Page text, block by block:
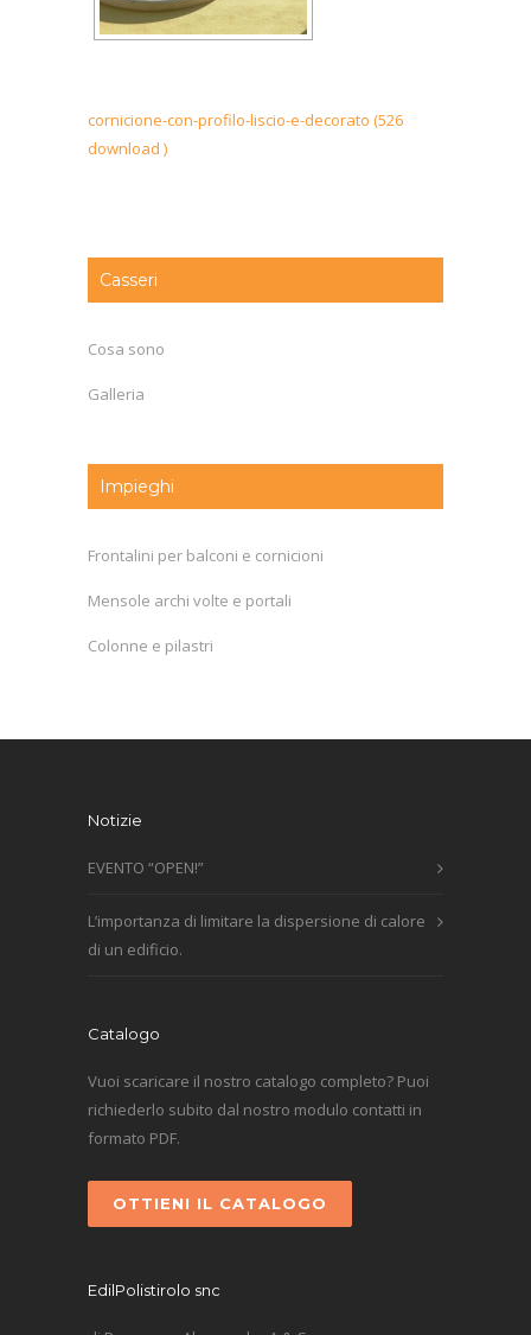
cornicione-con-profilo-liscio-e-decorato (526
download )
Casseri
Cosa sono
Galleria
Impieghi
Frontalini per balconi e cornicioni
Mensole archi volte e portali
Colonne e pilastri
Notizie
EVENTO “OPEN!”
L’importanza di limitare la dispersione di calore
di un edificio.
Catalogo
Vuoi scaricare il nostro catalogo completo? Puoi
richiederlo subito dal nostro modulo contatti in
formato PDF.
OTTIENI IL CATALOGO
EdilPolistirolo snc